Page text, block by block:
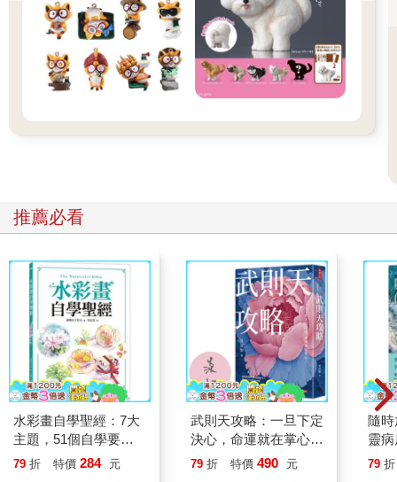
推薦必看
水彩畫自學聖經：7大
主題，51個自學要
點，一本最全面的水彩
79 折 特價 284 元
武則天攻略：一旦下定
決心，命運就在掌心！
【作者親簽版】
79 折 特價 490 元
隨
靈
分
79 折